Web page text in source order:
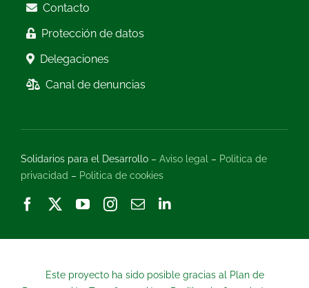
Contacto
Protección de datos
Delegaciones
Canal de denuncias
Solidarios para el Desarrollo – Aviso legal – Politica de
privacidad – Politica de cookies
Este proyecto ha sido posible gracias al Plan de